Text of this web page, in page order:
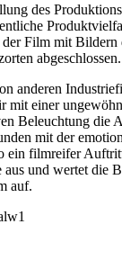
des
Film mit Bildern
abgeschlossen.
anderen
mit einer
Beleuchtung die
mit der
ein filmreifer
und wertet die
auf.